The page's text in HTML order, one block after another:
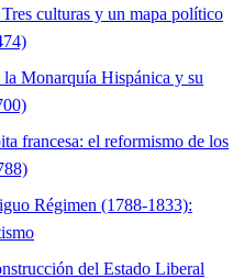
culturas y un mapa político
Monarquía Hispánica y su
francesa: el reformismo de los
Régimen (1788-1833):
del Estado Liberal